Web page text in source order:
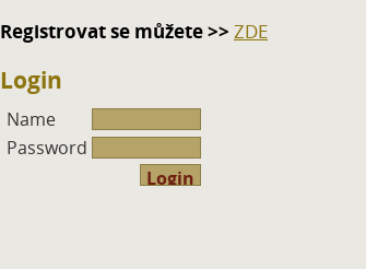
Registrovat se můžete >> ZDE
Login
Name
Password